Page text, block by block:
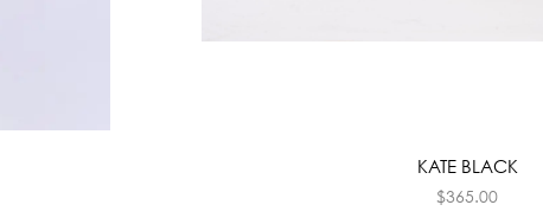
KATE BLACK
$365.00